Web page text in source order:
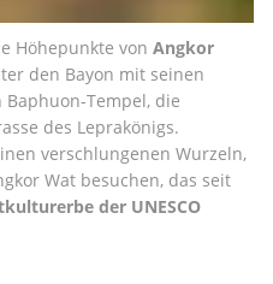
Höhepunkte von Angkor
den Bayon mit seinen
Baphuon-Tempel, die
des Leprakönigs.
verschlungenen Wurzeln,
Wat besuchen, das seit
der UNESCO